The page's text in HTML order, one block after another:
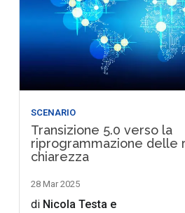
SCENARIO
Transizione 5.0 verso la
riprogrammazione delle
chiarezza
28 Mar 2025
di Nicola Testa e